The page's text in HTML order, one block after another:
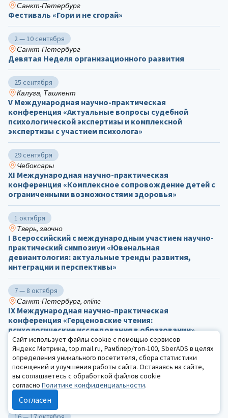
Санкт-Петербург
Фестиваль «Гори и не сгорай»
2 — 10 сентября
Санкт-Петербург
Девятая Неделя организационного развития
25 сентября
Калуга, Ташкент
V Международная научно-практическая
конференция «Актуальные вопросы судебной
психологической экспертизы и комплексной
экспертизы с участием психолога»
29 сентября
Чебоксары
ХΙ Международная научно-практическая
конференция «Комплексное сопровождение детей с
ограниченными возможностями здоровья»
1 октября
Тверь, заочно
I Всероссийский с международным участием научно-
практический симпозиум «Ювенальная
девиантология: актуальные тренды развития,
интеграции и перспективы»
7 — 8 октября
Санкт-Петербург, online
IX Международная научно-практическая
конференция «Герценовские чтения:
психологические исследования в образовании»
15 — 16 октября
Москва, online
Первая международная междисциплинарная
конференция «Искусственный интеллект в
психологии: обмен опытом и перспективы развития»
Сайт использует файлы cookie с помощью сервисов
Яндекс Метрика, top.mail.ru, Рамблер/топ-100, SberADS в целях
определения уникального посетителя, сбора статистики
посещений и улучшения работы сайта. Оставаясь на сайте,
вы соглашаетесь с обработкой файлов cookie
согласно Политике конфиденциальности.
Согласен